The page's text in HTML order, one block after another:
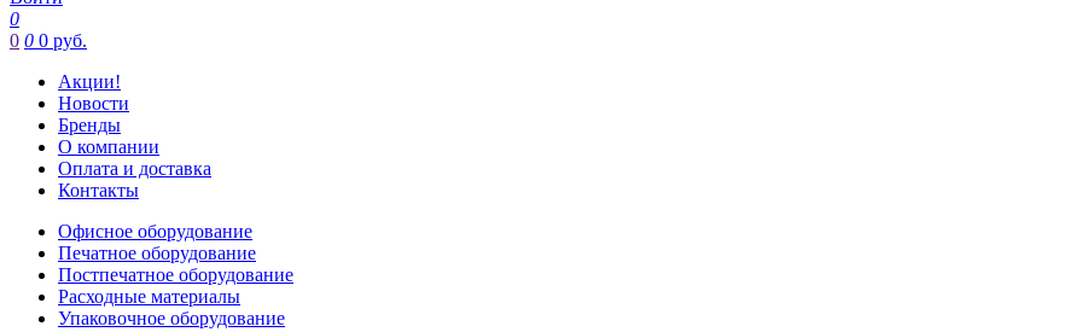
0
0 0 0 руб.
Акции!
Новости
Бренды
О компании
Оплата и доставка
Контакты
Офисное оборудование
Печатное оборудование
Постпечатное оборудование
Расходные материалы
Упаковочное оборудование